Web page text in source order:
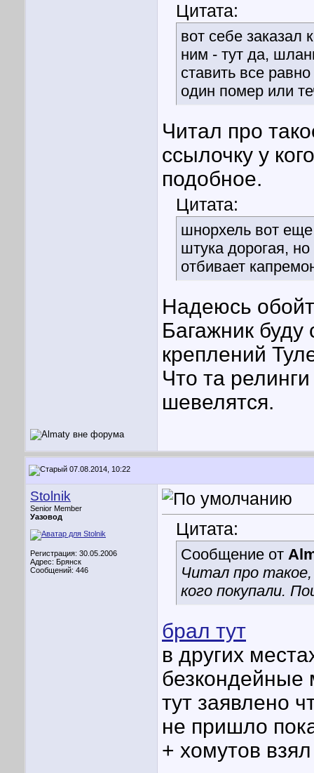
Цитата:
вот себе заказал
ним - тут да,
ставить все
один помер или
Читал про
ссылочку у
подобное.
Цитата:
шнорхель вот
штука дорогая,
отбивает
Надеюсь
Багажник буду
креплений
Что та
шевелятся.
07.08.2014, 10:22
Stolnik
Senior Member
Уазовод
Регистрация: 30.05.2006
Адрес: Брянск
Сообщений: 446
Цитата:
Сообщение от
Читал про
кого покупали.
брал тут
в других
тут заявлено
не пришло
+ хомутов